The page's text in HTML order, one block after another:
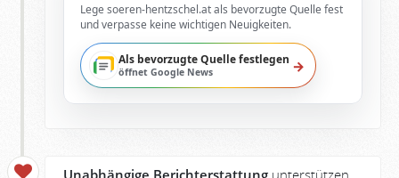
Lege soeren-hentzschel.at als bevorzugte Quelle fest
und verpasse keine wichtigen Neuigkeiten.
Als bevorzugte Quelle festlegen
öffnet Google News →